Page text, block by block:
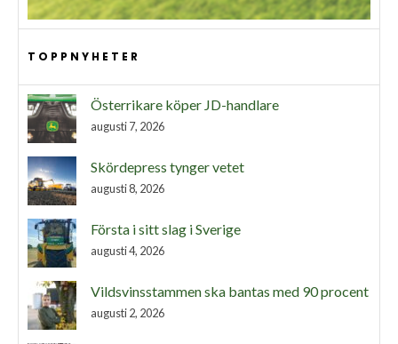
TOPPNYHETER
Österrikare köper JD-handlare
augusti 7, 2026
Skördepress tynger vetet
augusti 8, 2026
Första i sitt slag i Sverige
augusti 4, 2026
Vildsvinsstammen ska bantas med 90 procent
augusti 2, 2026